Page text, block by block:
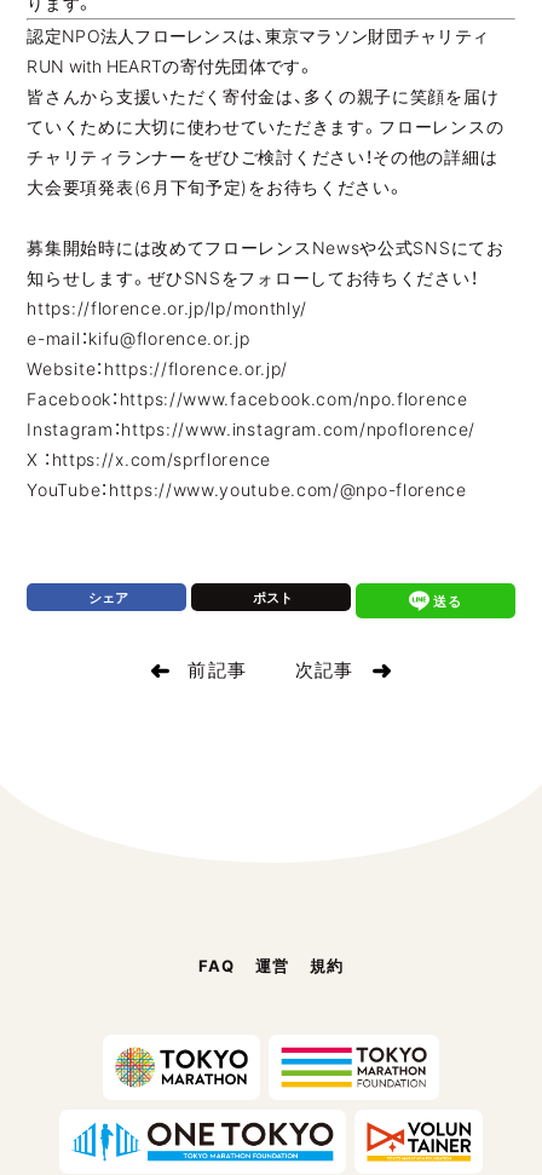
認定NPO法人フローレンスは、東京マラソン財団チャリティ
RUN with HEARTの寄付先団体です。
皆さんから支援いただく寄付金は、多くの親子に笑顔を届け
ていくために大切に使わせていただきます。フローレンスの
チャリティランナーをぜひご検討ください！その他の詳細は
大会要項発表(6月下旬予定)をお待ちください。
募集開始時には改めてフローレンスNewsや公式SNSにてお
知らせします。ぜひSNSをフォローしてお待ちください！
https://florence.or.jp/lp/monthly/
e-mail：kifu@florence.or.jp
Website： https://florence.or.jp/
Facebook： https://www.facebook.com/npo.florence
Instagram：https://www.instagram.com/npoflorence/
X ： https://x.com/sprflorence
YouTube： https://www.youtube.com/@npo-florence
シェア ポスト 送る
前記事 次記事
FAQ 運営 規約